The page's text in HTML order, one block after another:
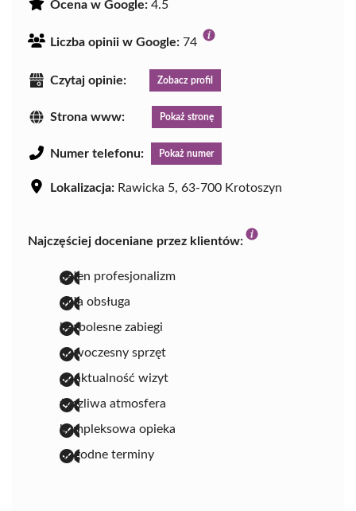
Ocena w Google: 4.5
Liczba opinii w Google: 74
Czytaj opinie: Zobacz profil
Strona www: Pokaż stronę
Numer telefonu: Pokaż numer
Lokalizacja: Rawicka 5, 63-700 Krotoszyn
Najczęściej doceniane przez klientów:
pełen profesjonalizm
miła obsługa
bezbolesne zabiegi
nowoczesny sprzęt
punktualność wizyt
życzliwa atmosfera
kompleksowa opieka
dogodne terminy